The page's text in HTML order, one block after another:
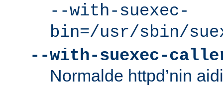
--with-suexec-
bin=/usr/sbin/
--with-suexec-
Normalde httpd’nin